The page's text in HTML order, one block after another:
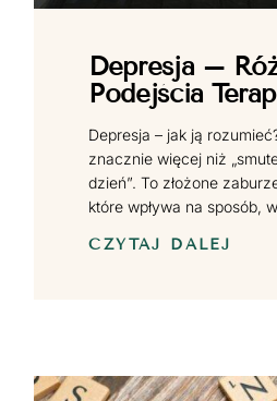
Depresja –
Podejścia
Depresja – jak ją
znacznie więcej niż
dzień”. To złożone
które wpływa na sposób,
CZYTAJ DALEJ